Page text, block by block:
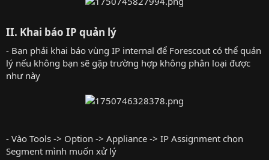
II. Khai báo IP quản lý​
- Bạn phải khai báo vùng IP internal để Forescout có thể quản
lý nếu không bạn sẽ gặp trường hợp không phân loại được
như này
- Vào Tools -> Option -> Appliance -> IP Assignment chọn
Segment mình muốn xử lý